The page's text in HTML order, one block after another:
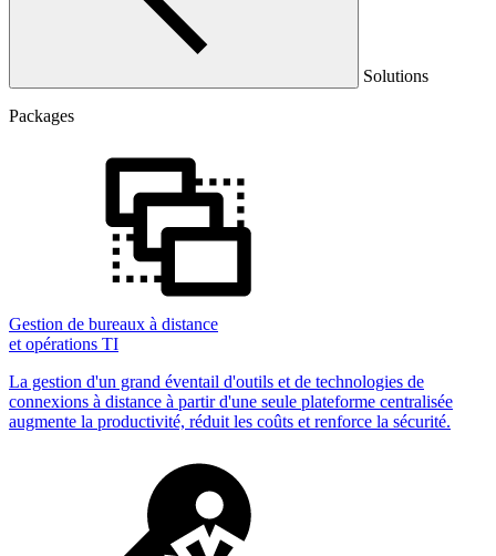
Solutions
Packages
Gestion de bureaux à distance
et opérations TI
La gestion d'un grand éventail d'outils et de technologies de
connexions à distance à partir d'une seule plateforme centralisée
augmente la productivité, réduit les coûts et renforce la sécurité.